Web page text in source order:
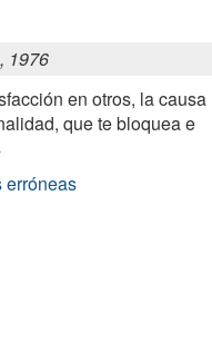
1976
en otros, la causa
que te bloquea e
erróneas